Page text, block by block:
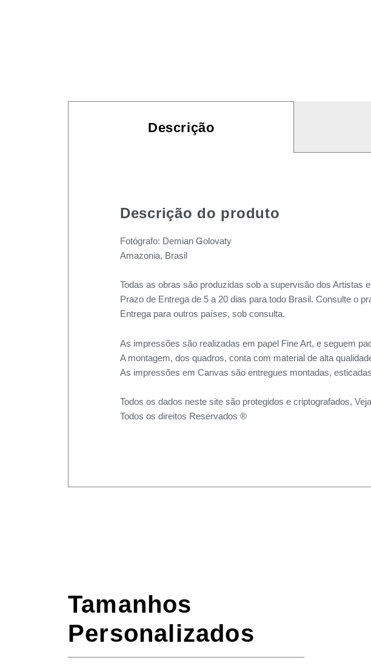
Descrição
Descrição do produto
Fotógrafo: Demian Golovaty
Amazonia, Brasil
Todas as obras são produzidas sob a supervisão dos Artistas
Prazo de Entrega de 5 a 20 dias para todo Brasil. Consulte o
Entrega para outros países, sob consulta.
As impressões são realizadas em papel Fine Art, e seguem
A montagem, dos quadros, conta com material de alta
As impressões em Canvas são entregues montadas,
Todos os dados neste site são protegidos e criptografados,
Todos os direitos Reservados ®
Tamanhos
Personalizados